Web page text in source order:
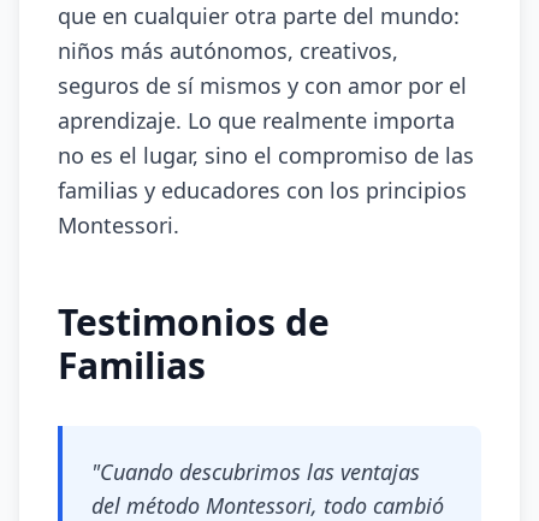
que en cualquier otra parte del mundo:
niños más autónomos, creativos,
seguros de sí mismos y con amor por el
aprendizaje. Lo que realmente importa
no es el lugar, sino el compromiso de las
familias y educadores con los principios
Montessori.
Testimonios de
Familias
"Cuando descubrimos las ventajas
del método Montessori, todo cambió